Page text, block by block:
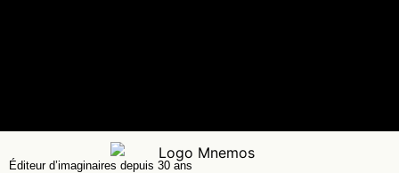
Éditeur d’imaginaires depuis 30 ans